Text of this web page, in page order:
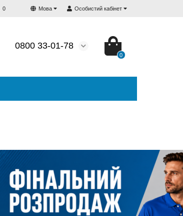
Особистий кабінет
Мова
0
0800 33-01-78
0